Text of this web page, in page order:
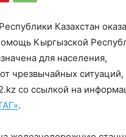
Казахстан
Кыргызской
для населения,
чрезвычайных ситуаций,
со ссылкой на
.